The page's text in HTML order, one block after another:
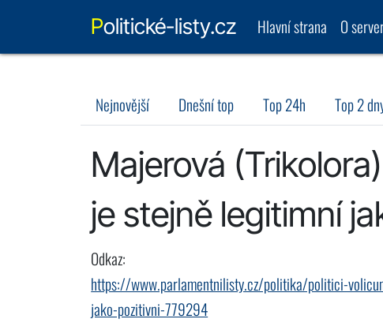
Politické-listy.cz Hlavní strana O
Nejnovější Dnešní top Top 24h Top 2
Majerová
je stejně legitimní
Odkaz:
https://www.parlamentnilisty.cz/politika/politici-
jako-pozitivni-779294